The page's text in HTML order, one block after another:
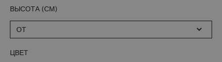
ВЫСОТА (СМ)
ОТ
ЦВЕТ